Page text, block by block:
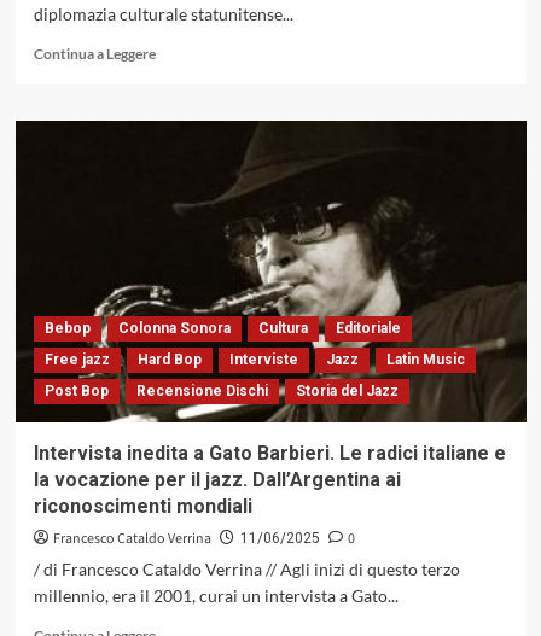
diplomazia culturale statunitense...
Continua a LeggereLeggi
su
poco
celebrato
dai
libri
di
storia
Records,
1957)
Bebop Colonna Sonora Cultura
Editoriale
Free jazz
Hard Bop Interviste Jazz
Latin Music
Post Bop
Recensione Dischi Storia del Jazz
Intervista inedita a Gato Barbieri. Le radici italiane e
la vocazione per il jazz. Dall’Argentina ai
riconoscimenti mondiali
Francesco Cataldo Verrina 11/06/2025
0
/ di Francesco Cataldo Verrina // Agli inizi di questo terzo
millennio, era il 2001, curai un intervista a Gato...
Leggi